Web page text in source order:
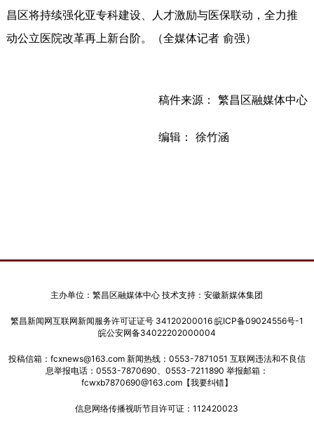
昌区将持续强化亚专科建设、人才激励与医保联动，全力推
动公立医院改革再上新台阶。（全媒体记者 俞强）
稿件来源： 繁昌区融媒体中心
编辑： 徐竹涵
主办单位：繁昌区融媒体中心 技术支持：安徽新媒体集团
繁昌新闻网互联网新闻服务许可证证号 34120200016 皖ICP备09024556号-1
皖公安网备34022202000004
投稿信箱：fcxnews@163.com 新闻热线：0553-7871051 互联网违法和不良信
息举报电话：0553-7870690、0553-7211890 举报邮箱：
fcwxb7870690@163.com【我要纠错】
信息网络传播视听节目许可证：112420023